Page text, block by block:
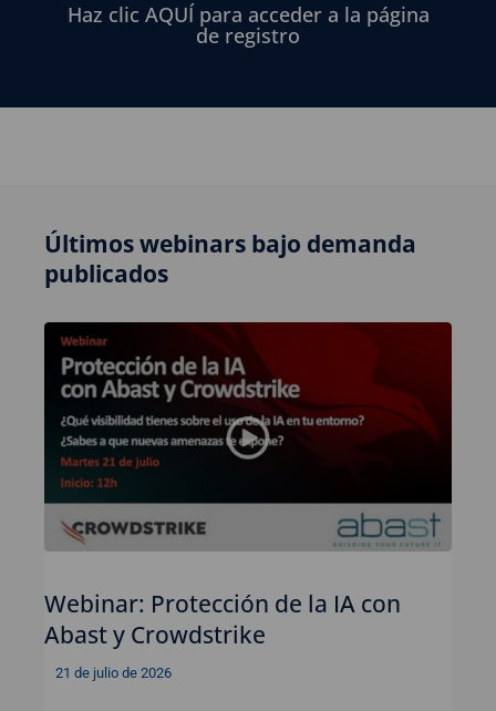
Haz clic AQUÍ para acceder a la página
de registro
Últimos webinars bajo demanda
publicados
Webinar: Protección de la IA con
Abast y Crowdstrike
21 de julio de 2026